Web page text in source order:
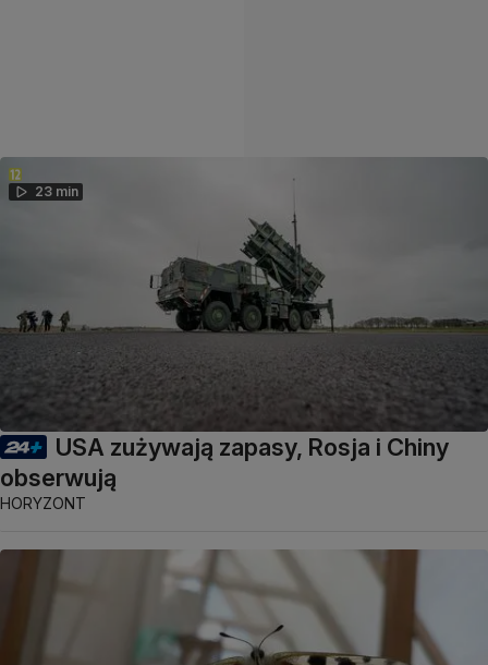
23 min
USA zużywają zapasy, Rosja i Chiny
obserwują
HORYZONT